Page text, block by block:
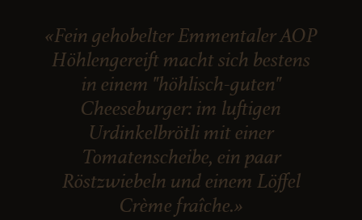
«Fein gehobelter Emmentaler AOP
Höhlengereift macht sich bestens
in einem "höhlisch-guten"
Cheeseburger: im luftigen
Urdinkelbrötli mit einer
Tomatenscheibe, ein paar
Röstzwiebeln und einem Löffel
Crème fraîche.»